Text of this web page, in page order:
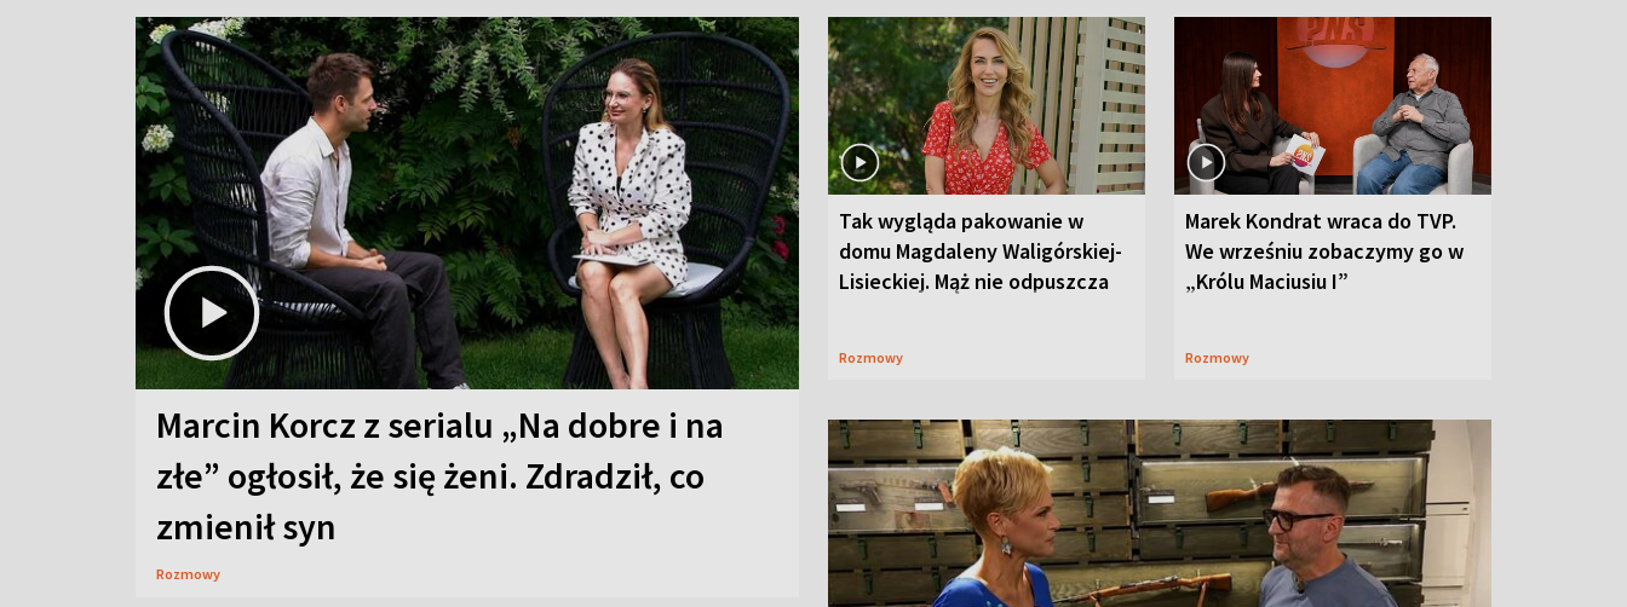
Marcin Korcz z serialu „Na dobre i na
złe” ogłosił, że się żeni. Zdradził, co
zmienił syn
Rozmowy
Tak wygląda pakowanie w
domu Magdaleny Waligórskiej-
Lisieckiej. Mąż nie odpuszcza
Rozmowy
Marek Kondrat wraca do TVP.
We wrześniu zobaczymy go w
„Królu Maciusiu I”
Rozmowy